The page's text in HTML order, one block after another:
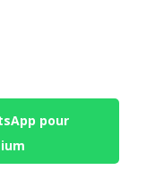
pour